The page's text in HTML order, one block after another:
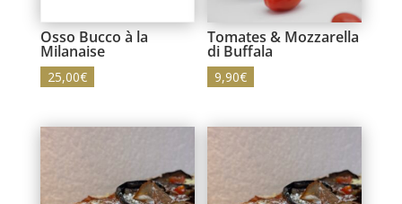
Osso Bucco à la
Milanaise
25,00€
Tomates & Mozzarella
di Buffala
9,90€